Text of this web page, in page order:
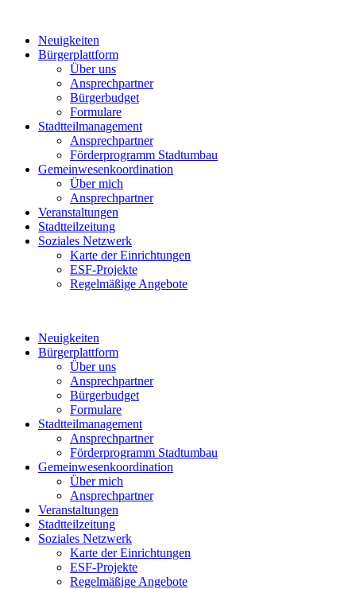
Neuigkeiten
Bürgerplattform
Über uns
Ansprechpartner
Bürgerbudget
Formulare
Stadtteilmanagement
Ansprechpartner
Förderprogramm Stadtumbau
Gemeinwesenkoordination
Über mich
Ansprechpartner
Veranstaltungen
Stadtteilzeitung
Soziales Netzwerk
Karte der Einrichtungen
ESF-Projekte
Regelmäßige Angebote
Neuigkeiten
Bürgerplattform
Über uns
Ansprechpartner
Bürgerbudget
Formulare
Stadtteilmanagement
Ansprechpartner
Förderprogramm Stadtumbau
Gemeinwesenkoordination
Über mich
Ansprechpartner
Veranstaltungen
Stadtteilzeitung
Soziales Netzwerk
Karte der Einrichtungen
ESF-Projekte
Regelmäßige Angebote